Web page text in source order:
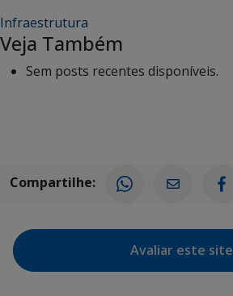
Infraestrutura
Veja Também
Sem posts recentes disponíveis.
Compartilhe:
Avaliar este site